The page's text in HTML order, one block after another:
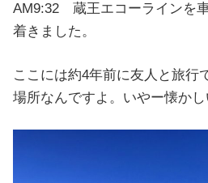
AM9:32 蔵王エコーラインを
着きました。
ここには約4年前に友人と旅行
場所なんですよ。いやー懐かし